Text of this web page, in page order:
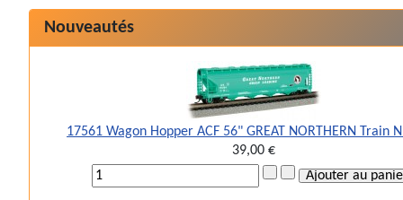
Nouveautés
17561 Wagon Hopper ACF 56" GREAT NORTHERN Train
39,00 €